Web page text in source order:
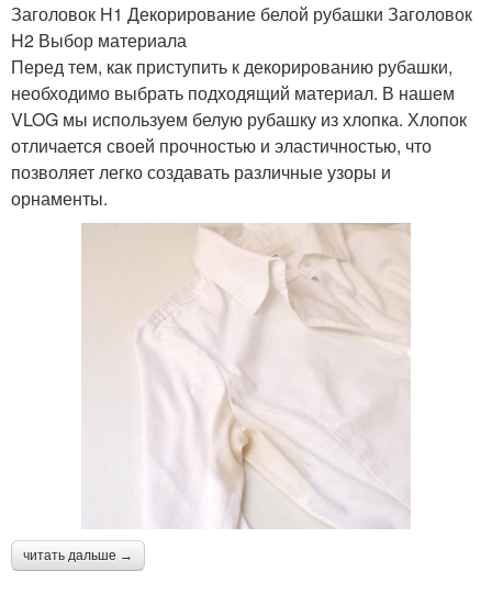
Заголовок H1 Декорирование белой рубашки Заголовок
H2 Выбор материала
Перед тем, как приступить к декорированию рубашки,
необходимо выбрать подходящий материал. В нашем
VLOG мы используем белую рубашку из хлопка. Хлопок
отличается своей прочностью и эластичностью, что
позволяет легко создавать различные узоры и
орнаменты.
читать дальше →